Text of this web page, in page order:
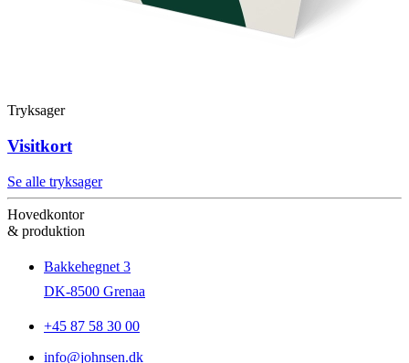
Tryksager
Visitkort
Se alle tryksager
Hovedkontor
& produktion
Bakkehegnet 3
DK-8500 Grenaa
+45 87 58 30 00
info@johnsen.dk